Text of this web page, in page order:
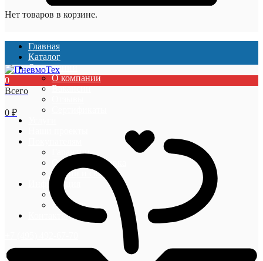
Нет товаров в корзине.
Главная
Каталог
О компании
О компании
Вакансии
Гарантии
Оплата и доставка
Акции и скидки
Информация
Блог
Новости
Контакты
0
Всего
0 ₽